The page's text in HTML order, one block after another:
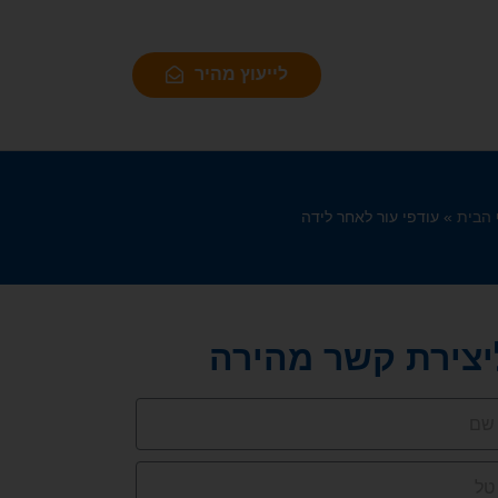
לייעוץ מהיר
הבית» עודפי עור לאחר לידה
קשר מהירה